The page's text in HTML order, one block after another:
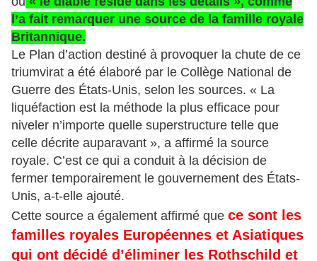
l’a fait remarquer une source de la famille royale
Britannique.
Le Plan d’action destiné à provoquer la chute de ce
triumvirat a été élaboré par le Collège National de
Guerre des États-Unis, selon les sources. « La
liquéfaction est la méthode la plus efficace pour
niveler n’importe quelle superstructure telle que
celle décrite auparavant », a affirmé la source
royale. C’est ce qui a conduit à la décision de
fermer temporairement le gouvernement des États-
Unis, a-t-elle ajouté.
Cette source a également affirmé que ce sont les
familles royales Européennes et Asiatiques
qui ont décidé d’éliminer les Rothschild et